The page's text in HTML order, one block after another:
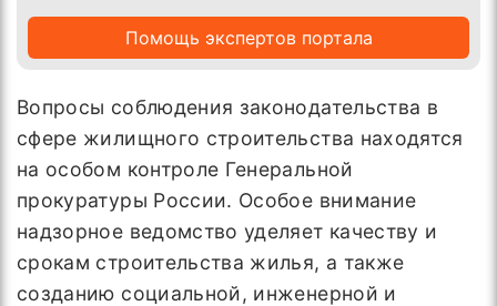
Помощь экспертов портала
Вопросы соблюдения законодательства в
сфере жилищного строительства находятся
на особом контроле Генеральной
прокуратуры России. Особое внимание
надзорное ведомство уделяет качеству и
срокам строительства жилья, а также
созданию социальной, инженерной и